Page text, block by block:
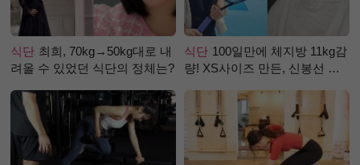
식단 최희, 70kg→50kg대로 내
려올 수 있었던 식단의 정체는?
식단 100일만에 체지방 11kg감
량! XS사이즈 만든, 신봉선 식